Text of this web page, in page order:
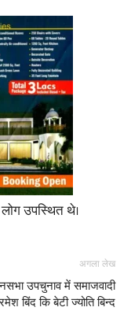
उपस्थित थे।
अगला लेख
उपचुनाव में समाजवादी
रमेश बिंद कि बेटी ज्योति बिन्द